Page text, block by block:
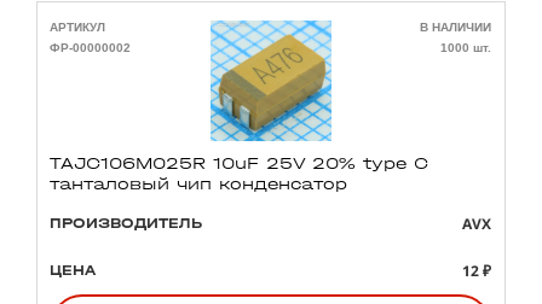
АРТИКУЛ
ФР-00000002
В НАЛИЧИИ
1000 шт.
TAJC106M025R 10uF 25V 20% type C
танталовый чип конденсатор
ПРОИЗВОДИТЕЛЬ AVX
ЦЕНА 12 ₽